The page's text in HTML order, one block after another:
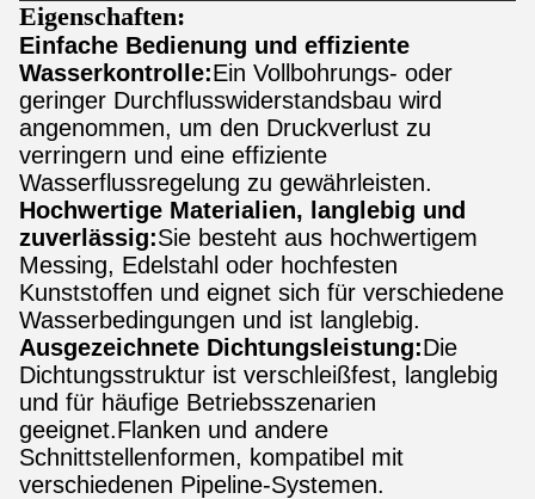
Eigenschaften:
Einfache Bedienung und effiziente
Wasserkontrolle:Ein Vollbohrungs- oder
geringer Durchflusswiderstandsbau wird
angenommen, um den Druckverlust zu
verringern und eine effiziente
Wasserflussregelung zu gewährleisten.
Hochwertige Materialien, langlebig und
zuverlässig:Sie besteht aus hochwertigem
Messing, Edelstahl oder hochfesten
Kunststoffen und eignet sich für verschiedene
Wasserbedingungen und ist langlebig.
Ausgezeichnete Dichtungsleistung:Die
Dichtungsstruktur ist verschleißfest, langlebig
und für häufige Betriebsszenarien
geeignet.Flanken und andere
Schnittstellenformen, kompatibel mit
verschiedenen Pipeline-Systemen.